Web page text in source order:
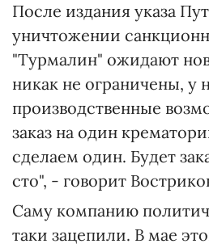
После издания указа
уничтожении
"Турмалин" ожидают
никак не ограничены, у
производственные
заказ на один
сделаем один. Будет
сто", - говорит
Саму компанию
таки зацепили. В мае